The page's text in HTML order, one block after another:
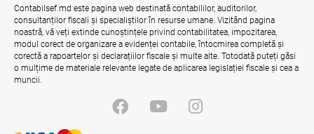
Serviciul Fiscal de Stat a încasat 2
miliarde lei la Bugetul public național în
săptămâna precedentă
04.08.2026 Serviciul Fiscal de Stat
Contabilsef.md este pagina web destinată contabililor, auditorilor,
consultanților fiscali și specialiștilor în resurse umane. Vizitând pagina
noastră, vă veți extinde cunoștințele privind contabilitatea, impozitarea,
modul corect de organizare a evidenței contabile, întocmirea completă și
corectă a rapoartelor și declarațiilor fiscale și multe alte. Totodată puteți găsi
o mulțime de materiale relevante legate de aplicarea legislației fiscale și cea a
muncii.